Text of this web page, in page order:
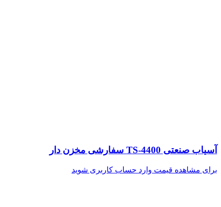
آسیاب صنعتی TS-4400 سفارشی مخزن دار
برای مشاهده قیمت وارد حساب کاربری شوید